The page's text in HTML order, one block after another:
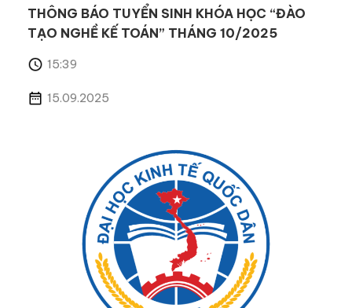
THÔNG BÁO TUYỂN SINH KHÓA HỌC “ĐÀO
TẠO NGHỀ KẾ TOÁN” THÁNG 10/2025
15:39
15.09.2025